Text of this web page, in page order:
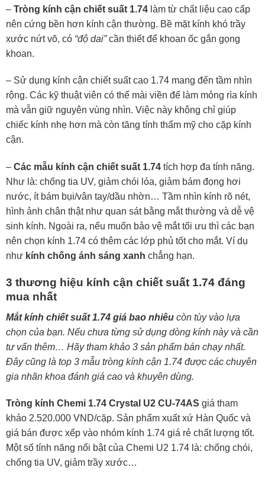
– Tròng kính cận chiết suất 1.74làm từ chất liệu cao cấp
nên cứng bền hơn kính cận thường. Bề mặt kính khó trầy
xước nứt võ, có “độ dai”cần thiết để khoan ốc gắn gọng
khoan.
– Sử dụng kính cận chiết suất cao 1.74 mang đến tầm nhìn
rộng. Các kỹ thuật viên có thể mài viền để làm mỏng rìa kính
mà vẫn giữ nguyên vùng nhìn. Việc này không chỉ giúp
chiếc kính nhẹ hơn mà còn tăng tính thẩm mỹ cho cặp kính
cận.
– Các mẫu kính cận chiết suất 1.74tích hợp đa tính năng.
Như là: chống tia UV, giảm chói lóa, giảm bám đọng hơi
nước, ít bám bụi/vân tay/dầu nhờn… Tầm nhìn kính rõ nét,
hình ảnh chân thật như quan sát bằng mắt thường và dễ vệ
sinh kính. Ngoài ra, nếu muốn bảo vệ mắt tối ưu thì các bạn
nên chọn kính 1.74 có thêm các lớp phủ tốt cho mắt. Ví dụ
như kính chống ánh sáng xanh chẳng hạn.
3 thương hiệu kính cận chiết suất 1.74 đáng
mua nhất
Mắt kính chiết suất 1.74 giá bao nhiêucòn tùy vào lựa
chọn của bạn. Nếu chưa từng sử dụng dòng kính này và cần
tư vấn thêm… Hãy tham khảo 3 sản phẩm bán chạy nhất.
Đây cũng là top 3 mẫu tròng kính cận 1.74 được các chuyên
gia nhãn khoa đánh giá cao và khuyên dùng.
Tròng kính Chemi 1.74 Crystal U2 CU-74AS giá tham
khảo 2.520.000 VND/cặp. Sản phẩm xuất xứ Hàn Quốc và
giá bán được xếp vào nhóm kính 1.74 giá rẻ chất lượng tốt.
Một số tính năng nổi bật của Chemi U2 1.74 là: chống chói,
chống tia UV, giảm trầy xước…